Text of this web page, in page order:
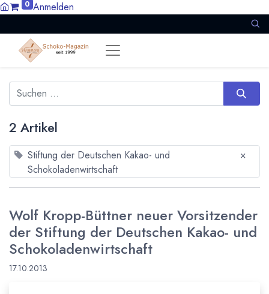
0 Anmelden
2 Artikel
Stiftung der Deutschen Kakao- und
Schokoladenwirtschaft
×
Wolf Kropp-Büttner neuer Vorsitzender
der Stiftung der Deutschen Kakao- und
Schokoladenwirtschaft
17.10.2013